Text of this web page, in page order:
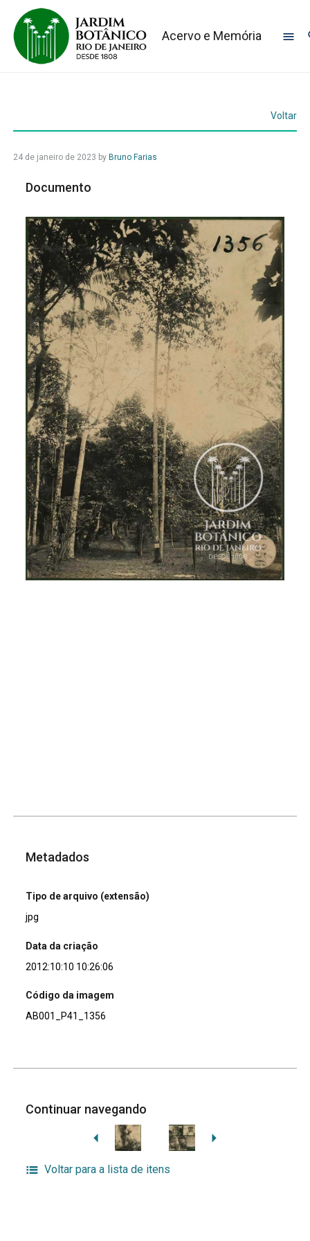
Acervo e Memória
Voltar
24 de janeiro de 2023 by Bruno Farias
Documento
Metadados
Tipo de arquivo (extensão)
jpg
Data da criação
2012:10:10 10:26:06
Código da imagem
AB001_P41_1356
Continuar navegando
Voltar para a lista de itens